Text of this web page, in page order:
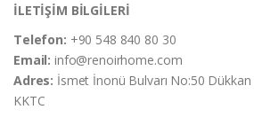
İLETİŞİM BİLGİLERİ
Telefon: +90 548 840 80 30
Email:info@renoirhome.com
Adres: İsmet İnonü Bulvarı No:50
KKTC